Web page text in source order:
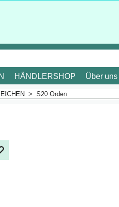
HÄNDLERSHOP Über uns
> S20 Orden